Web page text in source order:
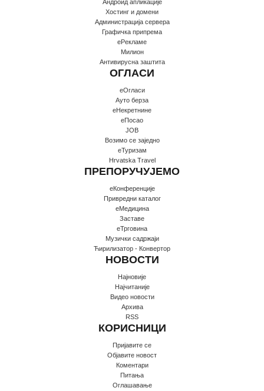
Андроид апликације
Хостинг и домени
Администрација сервера
Графичка припрема
еРекламе
Милион
Антивирусна заштита
ОГЛАСИ
еОгласи
Ауто берза
еНекретнине
еПосао
JOB
Возимо се заједно
еТуризам
Hrvatska Travel
ПРЕПОРУЧУЈЕМО
еКонференције
Привредни каталог
еМедицина
Заставе
еТрговина
Музички садржаји
Ћирилизатор - Конвертор
НОВОСТИ
Најновије
Најчитаније
Видео новости
Архива
RSS
КОРИСНИЦИ
Пријавите се
Oбјавите новост
Коментари
Питања
Оглашавање